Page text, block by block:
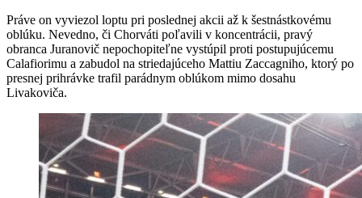
Práve on vyviezol loptu pri poslednej akcii až k šestnástkovému
oblúku. Nevedno, či Chorváti poľavili v koncentrácii, pravý
obranca Juranovič nepochopiteľne vystúpil proti postupujúcemu
Calafiorimu a zabudol na striedajúceho Mattiu Zaccagniho, ktorý po
presnej prihrávke trafil parádnym oblúkom mimo dosahu
Livakoviča.